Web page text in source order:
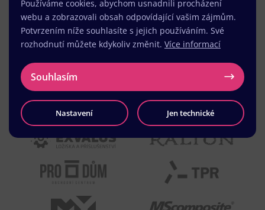
Používáme cookies, abychom usnadnili procházení
webu a zobrazovali obsah odpovídající vašim zájmům.
Potvrzením níže souhlasíte s jejich používáním. Své
rozhodnutí můžete kdykoliv změnit. Více informací
Souhlasím
Nastavení Jen technické